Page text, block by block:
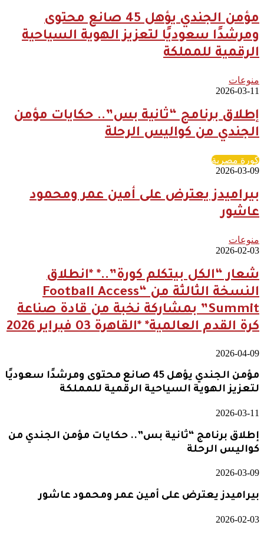
مؤمن الجندي يؤهل 45 صانع محتوى
ومرشدًا سعوديًا لتعزيز الهوية السياحية
الرقمية للمملكة
منوعات
2026-03-11
إطلاق برنامج “ثانية بس”.. حكايات مؤمن
الجندي من كواليس الرحلة
كورة مصرية
2026-03-09
بيراميدز يعترض على أمين عمر ومحمود
عاشور
منوعات
2026-02-03
شعار “الكل بيتكلم كورة”..* *انطلاق
النسخة الثالثة من “Football Access
Summit” بمشاركة نخبة من قادة صناعة
كرة القدم العالمية* *القاهرة 03 فبراير 2026
2026-04-09
مؤمن الجندي يؤهل 45 صانع محتوى ومرشدًا سعوديًا
لتعزيز الهوية السياحية الرقمية للمملكة
2026-03-11
إطلاق برنامج “ثانية بس”.. حكايات مؤمن الجندي من
كواليس الرحلة
2026-03-09
بيراميدز يعترض على أمين عمر ومحمود عاشور
2026-02-03